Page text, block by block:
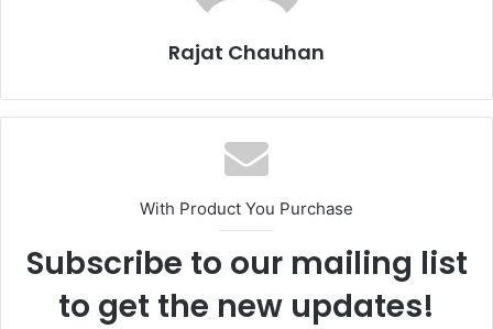
Rajat Chauhan
With Product You Purchase
Subscribe to our mailing list
to get the new updates!